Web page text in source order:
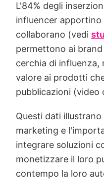
L'84% degli
influencer apportino
collaborano (vedi
permettono ai
cerchia di influenza,
valore ai prodotti
pubblicazioni (video
Questi dati
marketing e
integrare soluzioni
monetizzare il loro
contempo la loro